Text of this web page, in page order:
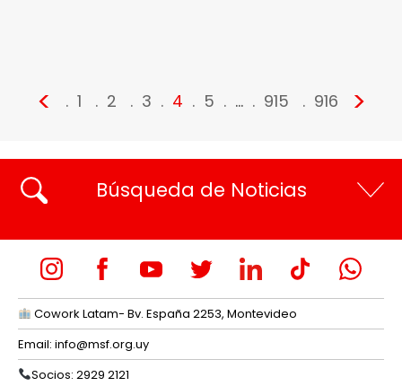
< 1 2 3 4 5 … 915 916 >
Búsqueda de Noticias
Cowork Latam- Bv. España 2253, Montevideo
Email: info@msf.org.uy
Socios: 2929 2121